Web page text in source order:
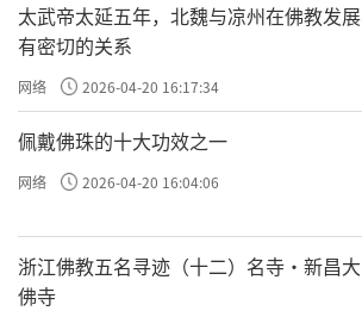
太武帝太延五年，北魏与凉州在佛教发展
有密切的关系
网络 2026-04-20 16:17:34
佩戴佛珠的十大功效之一
网络 2026-04-20 16:04:06
浙江佛教五名寻迹（十二）名寺·新昌大
佛寺